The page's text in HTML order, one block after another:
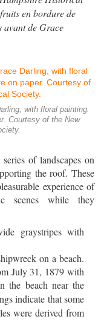
en bordure de
avant de Grace
with floral painting.
Courtesy of the New
of landscapes on
the roof. These
experience of
scenes while they
graystripes with
on a beach.
July 31, 1879 with
the beach near the
indicate that some
were derived from